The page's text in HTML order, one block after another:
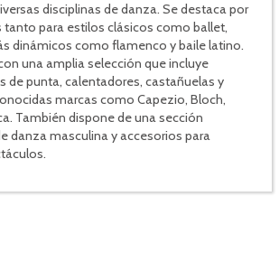
disciplinas de danza. Se destaca por
para estilos clásicos como ballet,
dinámicos como flamenco y baile latino.
una amplia selección que incluye
de punta, calentadores, castañuelas y
marcas como Capezio, Bloch,
También dispone de una sección
danza masculina y accesorios para